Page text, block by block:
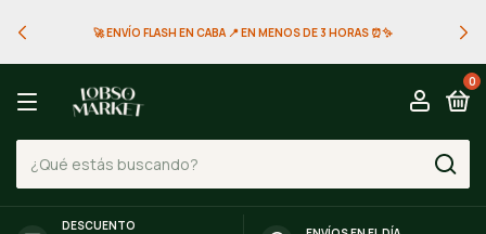
🚀 ENVÍO FLASH EN CABA 📍 EN MENOS DE 3 HORAS ⏰✨
0
DESCUENTO